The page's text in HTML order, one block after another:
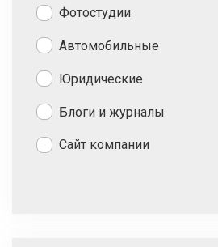
Фотостудии
Автомобильные
Юридические
Блоги и журналы
Сайт компании